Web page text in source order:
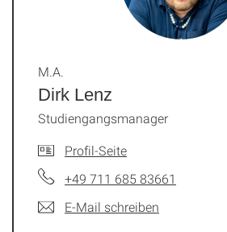
Dirk Lenz
M.A.
Studiengangsmanager
Profil-Seite
+49 711 685 83661
E-Mail schreiben